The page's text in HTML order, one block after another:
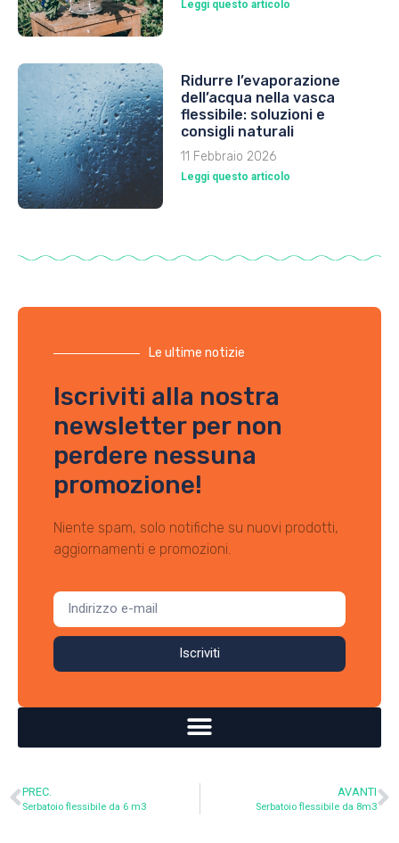
Leggi questo articolo
Ridurre l’evaporazione
dell’acqua nella vasca
flessibile: soluzioni e
consigli naturali
11 Febbraio 2026
Leggi questo articolo
Le ultime notizie
Iscriviti alla nostra
newsletter per non
perdere nessuna
promozione!
Niente spam, solo notifiche su nuovi prodotti,
aggiornamenti e promozioni.
Iscriviti
PREC.
Serbatoio flessibile da 6 m3
AVANTI
Serbatoio flessibile da 8m3